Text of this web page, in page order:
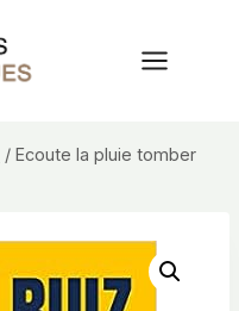
/ Ecoute la pluie tomber